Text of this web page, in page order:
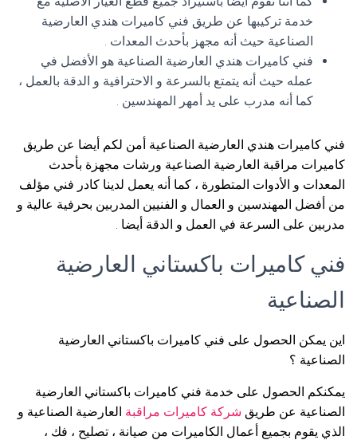
خدمة تركيبها عن طريق فني كاميرات هندي العارضية
الصناعية حيث أنه مجهز بأحدث المعدات .
فني كاميرات هندي العارضية الصناعية هو الأفضل في
عمله حيث أنه يتمتع بالسرعة و الاحترافية و الدقة بالعمل ،
كما أنه مدرب على يد أمهر المهندسين .
فني كاميرات هندي العارضية الصناعية أمن لكم أيضا عن طريق
كاميرات مراقبة العارضية الصناعية ورشات مجهزة بأحدث
المعدات و الأدوات المتطورة ، كما أنه يعمل لدينا كادر فني مؤلف
من أفضل المهندسين و العمال و الفنيين المدربين بحرفية عالية و
مدربين على السرعة في العمل و الدقة أيضا .
فني كاميرات باكستاني العارضية
الصناعية
اين يمكن الحصول على فني كاميرات باكستاني العارضية
الصناعية ؟
يمكنكم الحصول على خدمة فني كاميرات باكستاني العارضية
الصناعية عن طريق شركة كاميرات مراقبة العارضية الصناعية و
الذي يقوم بجميع أعمال الكاميرات من صيانة ، تصليح ، فك ،